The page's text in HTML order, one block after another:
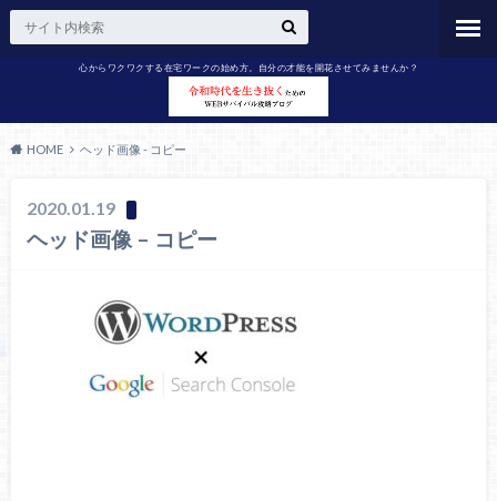
心からワクワクする在宅ワークの始め方。自分の才能を開花させてみませんか？
HOME ヘッド画像 - コピー
2020.01.19
ヘッド画像 – コピー